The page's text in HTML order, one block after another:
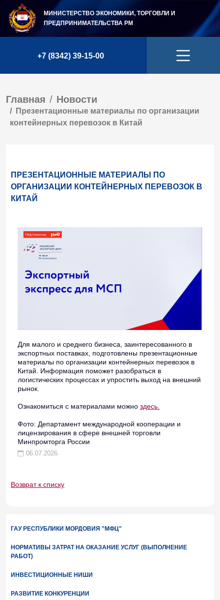
МИНИСТЕРСТВО ЭКОНОМИКИ, ТОРГОВЛИ И
ПРЕДПРИНИМАТЕЛЬСТВА РМ
+7 (8342) 39-15-00
Главная Новости
Презентационные материалы по организации
контейнерных перевозок в Китай
ГАУ РЕСПУБЛИКИ МОРДОВИЯ "МФЦ"
НОРМАТИВЫ ЗАТРАТ НА ОКАЗАНИЕ УСЛУГ (ВЫПОЛНЕНИЕ
РАБОТ)
ИНВЕСТИЦИОННЫЕ НИШИ
РАЗВИТИЕ КОНКУРЕНЦИИ
ПРЕЗЕНТАЦИОННЫЕ МАТЕРИАЛЫ ПО
ОРГАНИЗАЦИИ КОНТЕЙНЕРНЫХ ПЕРЕВОЗОК В
КИТАЙ
Для малого и среднего бизнеса, заинтересованного в
экспортных поставках, подготовлены презентационные
материалы по организации контейнерных перевозок в
Китай. Информация поможет разобраться в
логистических процессах и упростить выход на внешний
рынок.
Ознакомиться с материалами можно здесь.
Фото: Департамент международной кооперации и
лицензирования в сфере внешней торговли
Минпромторга России
06.07.2026
Возврат к списку